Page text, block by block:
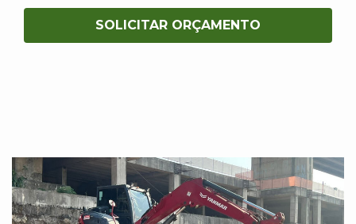
SOLICITAR ORÇAMENTO